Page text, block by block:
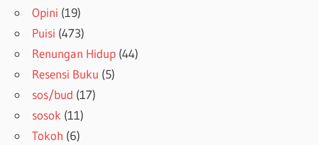
Opini (19)
Puisi (473)
Renungan Hidup (44)
Resensi Buku (5)
sos/bud (17)
sosok (11)
Tokoh (6)